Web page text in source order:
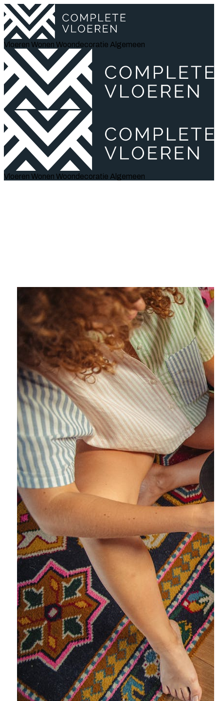
Vloeren Wonen Woondecoratie Algemeen
Vloeren Wonen Woondecoratie Algemeen